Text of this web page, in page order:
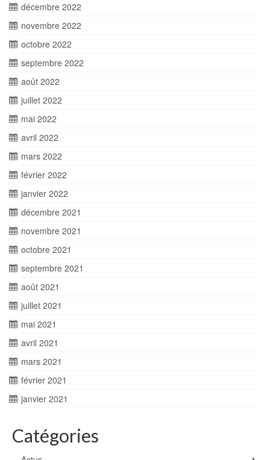
décembre 2022
novembre 2022
octobre 2022
septembre 2022
août 2022
juillet 2022
mai 2022
avril 2022
mars 2022
février 2022
janvier 2022
décembre 2021
novembre 2021
octobre 2021
septembre 2021
août 2021
juillet 2021
mai 2021
avril 2021
mars 2021
février 2021
janvier 2021
Catégories